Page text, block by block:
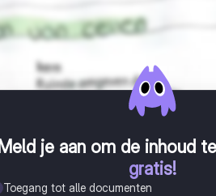
Meld je aan om de inhoud
gratis!
Toegang tot alle documenten